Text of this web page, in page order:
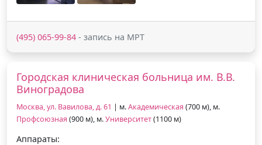
(495) 065-99-84 - запись на МРТ
Городская клиническая больница им. В.В.
Виноградова
Москва, ул. Вавилова, д. 61 | м.Академическая (700 м), м.
Профсоюзная (900 м), м.Университет(1100 м)
Аппараты: